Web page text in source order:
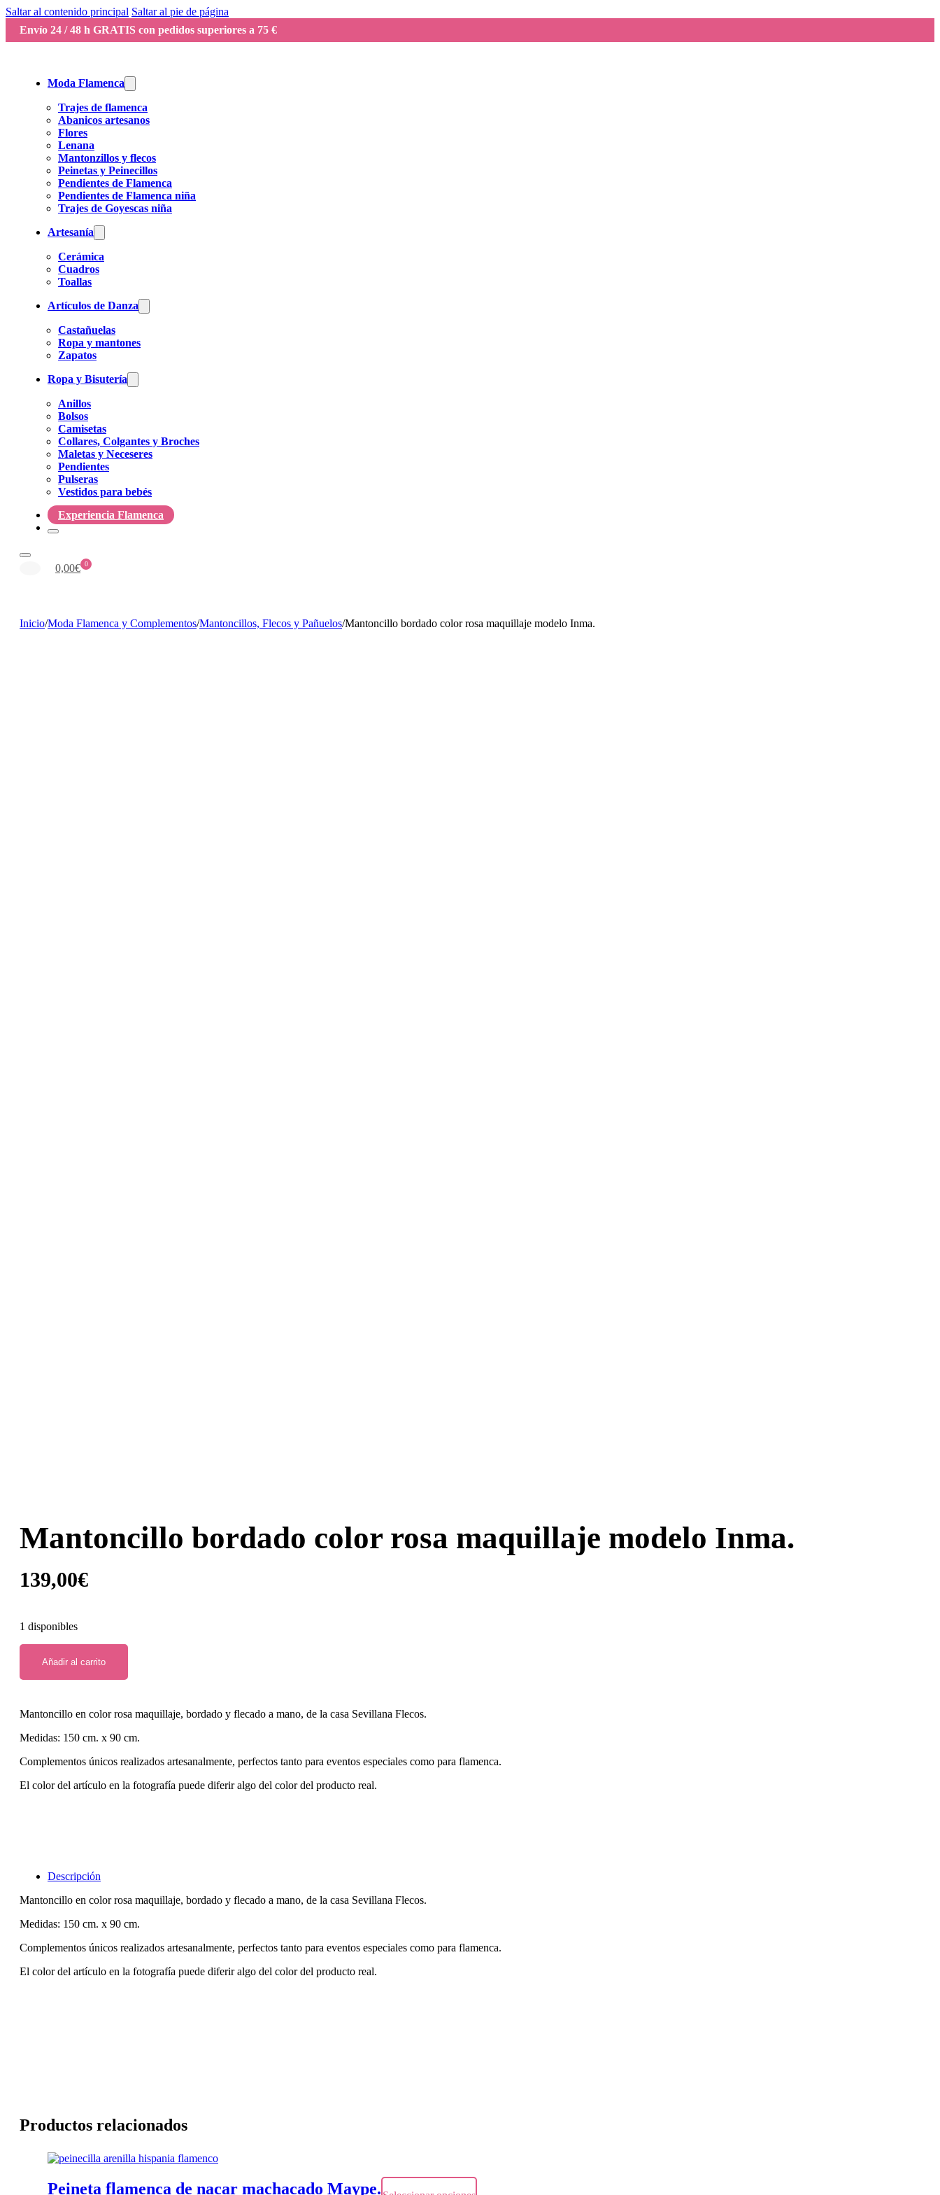
Saltar al contenido principal Saltar al pie de página
Envío 24 / 48 h GRATIS con pedidos superiores a 75 €
Moda Flamenca
Trajes de flamenca
Abanicos artesanos
Flores
Lenana
Mantonzillos y flecos
Peinetas y Peinecillos
Pendientes de Flamenca
Pendientes de Flamenca niña
Trajes de Goyescas niña
Artesanía
Cerámica
Cuadros
Toallas
Artículos de Danza
Castañuelas
Ropa y mantones
Zapatos
Ropa y Bisutería
Anillos
Bolsos
Camisetas
Collares, Colgantes y Broches
Maletas y Neceseres
Pendientes
Pulseras
Vestidos para bebés
Experiencia Flamenca
0
0,00€
Inicio/Moda Flamenca y Complementos/Mantoncillos, Flecos y Pañuelos/Mantoncillo bordado color rosa maquillaje modelo Inma.
Mantoncillo bordado color rosa maquillaje modelo Inma.
139,00€
1 disponibles
Añadir al carrito
Mantoncillo en color rosa maquillaje, bordado y flecado a mano, de la casa Sevillana Flecos.
Medidas: 150 cm. x 90 cm.
Complementos únicos realizados artesanalmente, perfectos tanto para eventos especiales como para flamenca.
El color del artículo en la fotografía puede diferir algo del color del producto real.
Descripción
Mantoncillo en color rosa maquillaje, bordado y flecado a mano, de la casa Sevillana Flecos.
Medidas: 150 cm. x 90 cm.
Complementos únicos realizados artesanalmente, perfectos tanto para eventos especiales como para flamenca.
El color del artículo en la fotografía puede diferir algo del color del producto real.
Productos relacionados
Peineta flamenca de nacar machacado Maype.
Este
tiene